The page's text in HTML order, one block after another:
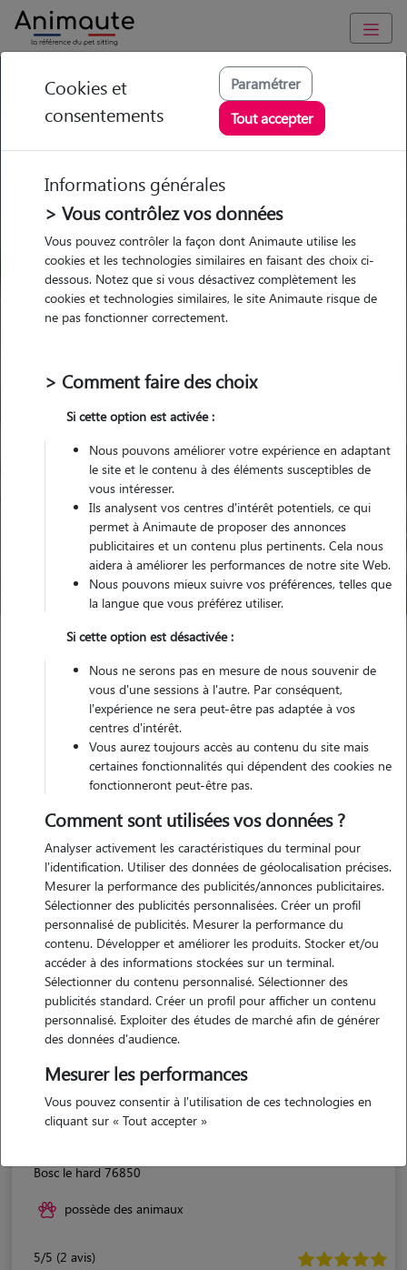
GARDE ANIMAUX à Bosc-le-Hard : Garde chien et chat en
famille ou à domicile, visites et promenades
Trouvez une garde animaux à
Bosc-le-Hard
Parmi nos 2 pet-sitters à Bosc-le-
Hard
Pour quel animal ?
Trouver mon Pet Sitter
Bosc-le-Hard
Nos promeneurs et familles d'accueil
à Bosc-le-Hard (76850)
Bosc le hard 76850
possède des animaux
5/5 (2 avis)
Cookies et
consentements
Paramétrer
Tout accepter
Informations générales
> Vous contrôlez vos données
Vous pouvez contrôler la façon dont Animaute utilise les
cookies et les technologies similaires en faisant des choix ci-
dessous. Notez que si vous désactivez complètement les
cookies et technologies similaires, le site Animaute risque de
ne pas fonctionner correctement.
> Comment faire des choix
Si cette option est activée :
Nous pouvons améliorer votre expérience en adaptant
le site et le contenu à des éléments susceptibles de
vous intéresser.
Ils analysent vos centres d'intérêt potentiels, ce qui
permet à Animaute de proposer des annonces
publicitaires et un contenu plus pertinents. Cela nous
aidera à améliorer les performances de notre site Web.
Nous pouvons mieux suivre vos préférences, telles que
la langue que vous préférez utiliser.
Si cette option est désactivée :
Nous ne serons pas en mesure de nous souvenir de
vous d'une sessions à l'autre. Par conséquent,
l'expérience ne sera peut-être pas adaptée à vos
centres d'intérêt.
Vous aurez toujours accès au contenu du site mais
certaines fonctionnalités qui dépendent des cookies ne
fonctionneront peut-être pas.
Comment sont utilisées vos données ?
Analyser activement les caractéristiques du terminal pour
l'identification. Utiliser des données de géolocalisation précises.
Mesurer la performance des publicités/annonces publicitaires.
Sélectionner des publicités personnalisées. Créer un profil
personnalisé de publicités. Mesurer la performance du
contenu. Développer et améliorer les produits. Stocker et/ou
accéder à des informations stockées sur un terminal.
Sélectionner du contenu personnalisé. Sélectionner des
publicités standard. Créer un profil pour afficher un contenu
personnalisé. Exploiter des études de marché afin de générer
des données d'audience.
Mesurer les performances
Vous pouvez consentir à l'utilisation de ces technologies en
cliquant sur « Tout accepter »